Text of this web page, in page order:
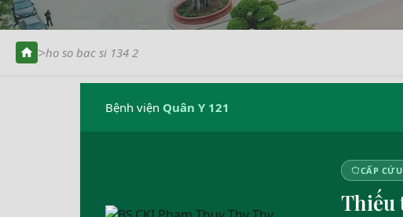
>ho so bac si 134 2
Bệnh viện Quân Y 121
CẤP CỨU
Thiếu